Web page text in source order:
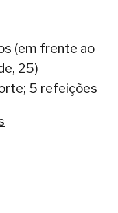
(em frente ao
25)
5 refeições